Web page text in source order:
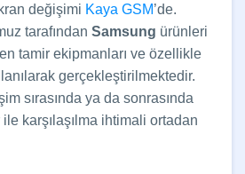
değişimi Kaya GSM’de.
tarafından Samsung ürünleri
tamir ekipmanları ve özellikle
gerçekleştirilmektedir.
sırasında ya da sonrasında
karşılaşılma ihtimali ortadan